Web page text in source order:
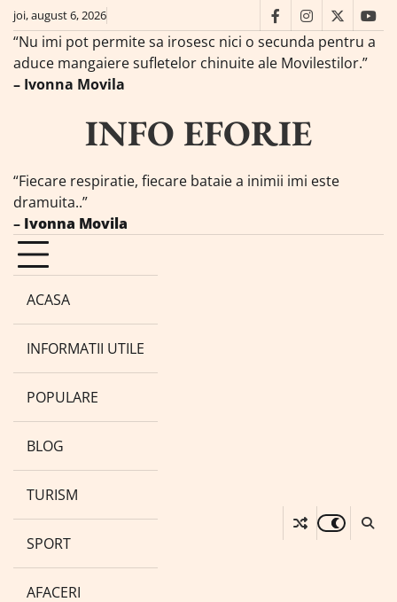
Skip
content
joi, august 6, 2026 facebookinstagram
twitter
“Nu imi pot permite sa irosesc nici o secunda pentru a
aduce mangaiere sufletelor chinuite ale Movilestilor.”
– Ivonna Movila
INFO EFORIE
“Fiecare respiratie, fiecare bataie a inimii imi este
dramuita..”
– Ivonna Movila
ACASA
INFORMATII UTILE
POPULARE
BLOG
TURISM
SPORT
AFACERI